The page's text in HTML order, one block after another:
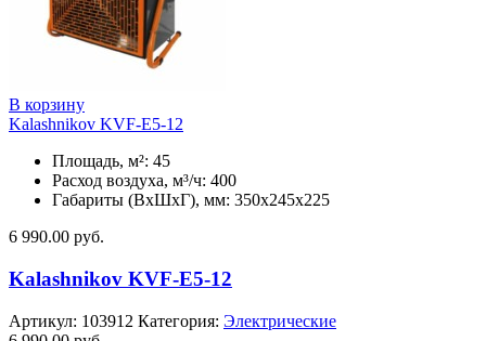
В корзину
Kalashnikov KVF-E5-12
Площадь, м²: 45
Расход воздуха, м³/ч: 400
Габариты (ВхШхГ), мм: 350x245x225
6 990.00 руб.
Kalashnikov KVF-E5-12
Артикул: 103912 Категория: Электрические